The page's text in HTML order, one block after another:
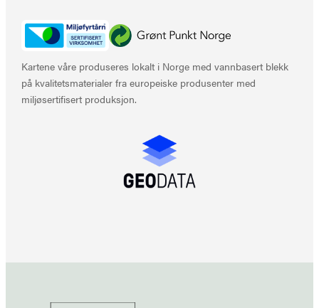
Kartene våre produseres lokalt i Norge med vannbasert blekk
på kvalitetsmaterialer fra europeiske produsenter med
miljøsertifisert produksjon.